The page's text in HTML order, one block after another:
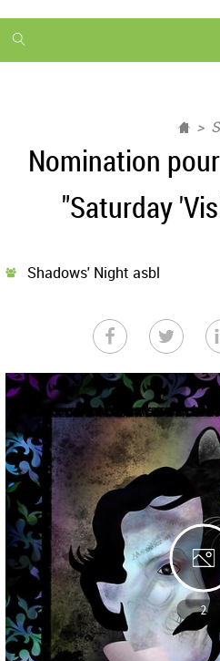
1
month
Nomination
"Saturday
Shadows' Night asbl
2